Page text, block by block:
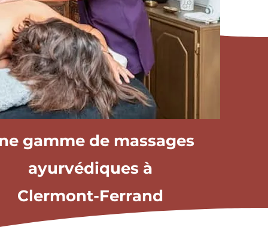
gamme de massages
ayurvédiques à
Clermont-Ferrand